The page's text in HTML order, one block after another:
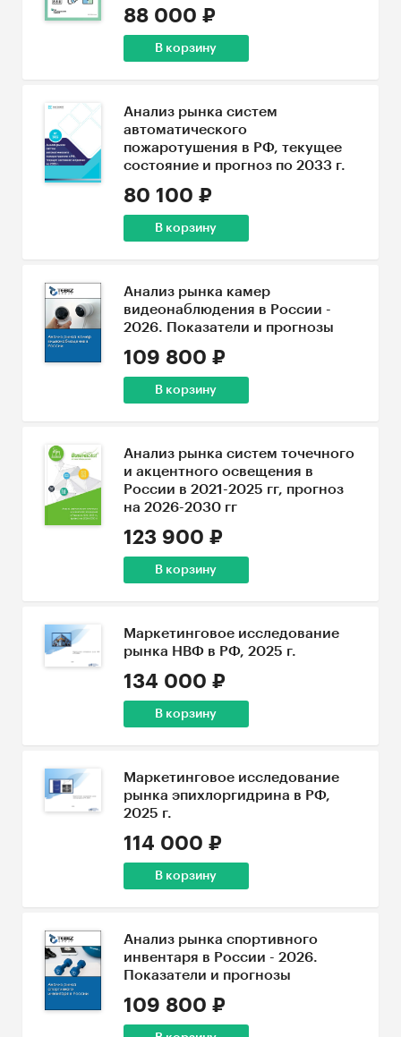
88 000 ₽
В корзину
Анализ рынка систем
автоматического
пожаротушения в РФ, текущее
состояние и прогноз по 2033 г.
80 100 ₽
В корзину
Анализ рынка камер
видеонаблюдения в России -
2026. Показатели и прогнозы
109 800 ₽
В корзину
Анализ рынка систем точечного
и акцентного освещения в
России в 2021-2025 гг, прогноз
на 2026-2030 гг
123 900 ₽
В корзину
Маркетинговое исследование
рынка НВФ в РФ, 2025 г.
134 000 ₽
В корзину
Маркетинговое исследование
рынка эпихлоргидрина в РФ,
2025 г.
114 000 ₽
В корзину
Анализ рынка спортивного
инвентаря в России - 2026.
Показатели и прогнозы
109 800 ₽